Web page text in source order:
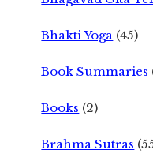
Bhakti Yoga (45)
Book Summaries
Books (2)
Brahma Sutras